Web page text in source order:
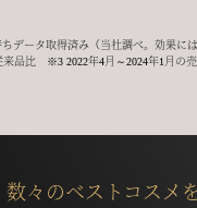
データ取得済み（当社調べ。効果には
品比 ※3 2022年4月～2024年1月の売
数々のベストコスメ